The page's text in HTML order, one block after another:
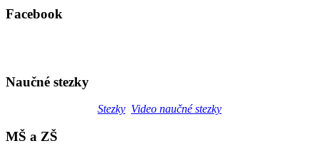
Facebook
Naučné stezky
Stezky Video naučné stezky
MŠ a ZŠ